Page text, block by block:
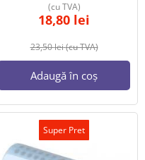
23,50lei(cu TVA)
18,80 lei
(cu TVA)
Adaugă în coș
Super Pret